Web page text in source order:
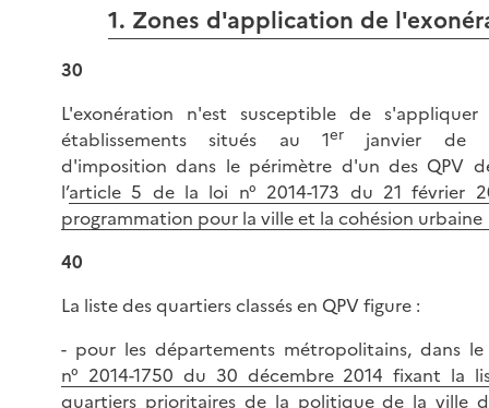
1. Zones d'application de
30
L'exonération n'est susceptible de s'appliquer
établissements situés au 1er janvier de
d'imposition dans le périmètre d'un des QPV
l’article 5 de la loi n° 2014-173 du 21 février
programmation pour la ville et la cohésion urbaine
40
La liste des quartiers classés en QPV figure :
- pour les départements métropolitains, dans
n° 2014-1750 du 30 décembre 2014 fixant la
quartiers prioritaires de la politique de la ville